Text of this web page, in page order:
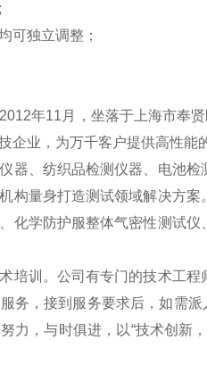
;
可独立调整；
年11月，坐落于上海市奉
企业，为万千客户提供高性能
、纺织品检测仪器、电池检
构量身打造测试领域解决方
化学防护服整体气密性测试
训。公司有专门的技术工程
务，接到服务要求后，如需
力，与时俱进，以“技术创新